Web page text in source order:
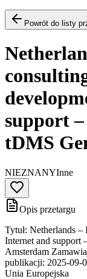
Powrót do listy
support
tDMS
NIEZNANYInne
Opis przetargu
Tytuł: Netherlands
Internet and support
Amsterdam
publikacji: 2025-09-
Unia Europejska